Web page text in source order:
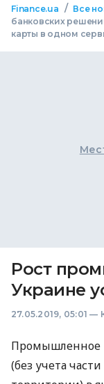
Finance.ua / Все
банковских
карты в одном
Рост
Украине
27.05.2019, 05:01 —
Промышленное
(без учета